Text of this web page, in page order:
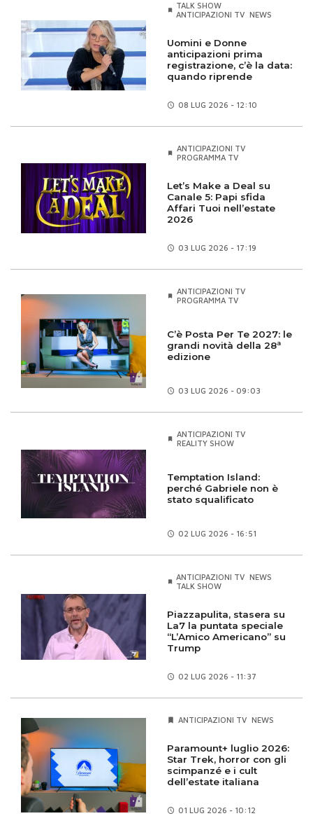
TALK SHOW
ANTICIPAZIONI TV NEWS
Uomini e Donne
anticipazioni prima
registrazione, c’è la data:
quando riprende
08 LUG 2026 - 12:10
ANTICIPAZIONI TV
PROGRAMMA TV
Let’s Make a Deal su
Canale 5: Papi sfida
Affari Tuoi nell’estate
2026
03 LUG 2026 - 17:19
ANTICIPAZIONI TV
PROGRAMMA TV
C’è Posta Per Te 2027: le
grandi novità della 28ª
edizione
03 LUG 2026 - 09:03
ANTICIPAZIONI TV
REALITY SHOW
Temptation Island:
perché Gabriele non è
stato squalificato
02 LUG 2026 - 16:51
ANTICIPAZIONI TV NEWS
TALK SHOW
Piazzapulita, stasera su
La7 la puntata speciale
“L’Amico Americano” su
Trump
02 LUG 2026 - 11:37
ANTICIPAZIONI TV NEWS
Paramount+ luglio 2026:
Star Trek, horror con gli
scimpanzé e i cult
dell’estate italiana
01 LUG 2026 - 10:12